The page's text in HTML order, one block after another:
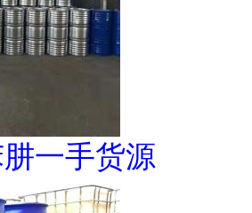
一手货源